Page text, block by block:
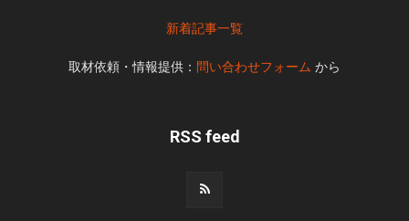
新着記事一覧
取材依頼・情報提供： 問い合わせフォーム から
RSS feed